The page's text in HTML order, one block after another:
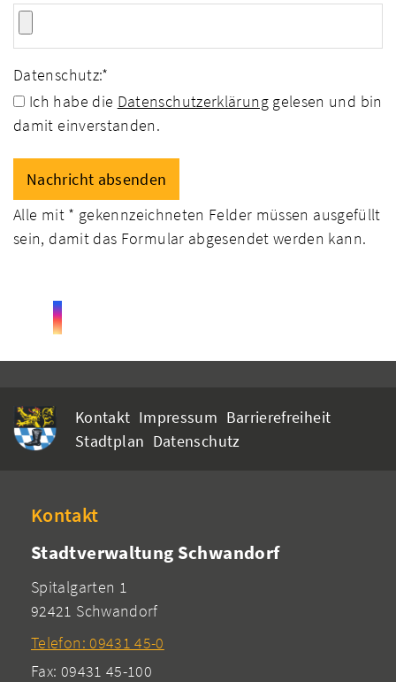
Datenschutz:*
Ich habe die Datenschutzerklärunggelesen und bin
damit einverstanden.
Alle mit * gekennzeichneten Felder müssen ausgefüllt
sein, damit das Formular abgesendet werden kann.
Kontakt Impressum Barrierefreiheit
Stadtplan Datenschutz
Kontakt
Stadtverwaltung Schwandorf
Spitalgarten 1
92421 Schwandorf
Telefon: 09431 45-0
Fax: 09431 45-100